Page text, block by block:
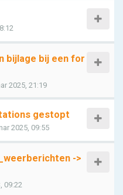
bijlage bij een for
2025, 21:19
gestopt
2025, 09:55
->
09:22